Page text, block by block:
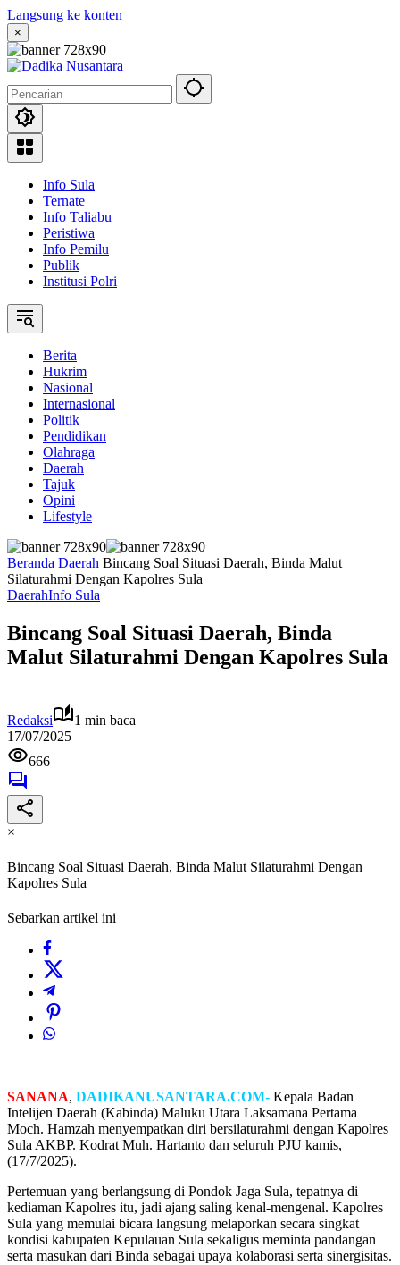
Langsung ke konten
×
Info Sula
Ternate
Info Taliabu
Peristiwa
Info Pemilu
Publik
Institusi Polri
Berita
Hukrim
Nasional
Internasional
Politik
Pendidikan
Olahraga
Daerah
Tajuk
Opini
Lifestyle
Beranda Daerah Bincang Soal Situasi Daerah, Binda Malut
Silaturahmi Dengan Kapolres Sula
DaerahInfo Sula
Bincang Soal Situasi Daerah, Binda
Malut Silaturahmi Dengan Kapolres Sula
Redaksi
1 min baca
17/07/2025
666
×
Bincang Soal Situasi Daerah, Binda Malut Silaturahmi Dengan
Kapolres Sula
Sebarkan artikel ini
SANANA, DADIKANUSANTARA.COM- Kepala Badan
Intelijen Daerah (Kabinda) Maluku Utara Laksamana Pertama
Moch. Hamzah menyempatkan diri bersilaturahmi dengan Kapolres
Sula AKBP. Kodrat Muh. Hartanto dan seluruh PJU kamis,
(17/7/2025).
Pertemuan yang berlangsung di Pondok Jaga Sula, tepatnya di
kediaman Kapolres itu, jadi ajang saling kenal-mengenal. Kapolres
Sula yang memulai bicara langsung melaporkan secara singkat
kondisi kabupaten Kepulauan Sula sekaligus meminta pandangan
serta masukan dari Binda sebagai upaya kolaborasi serta sinergisitas.